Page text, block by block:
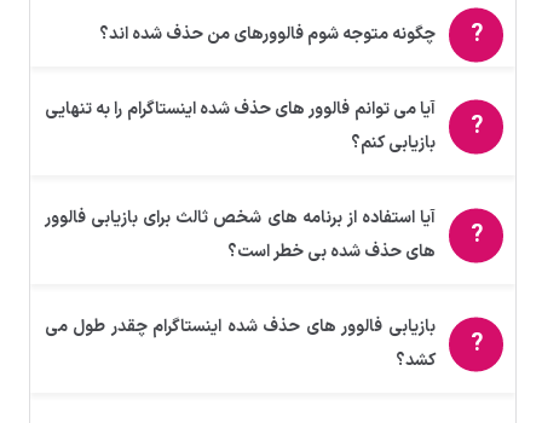
چگونه متوجه شوم فالوورهای من حذف شده اند؟
آیا می توانم فالوور های حذف شده اینستاگرام را به تنهایی
بازیابی کنم؟
آیا استفاده از برنامه های شخص ثالث برای بازیابی فالوور
های حذف شده بی خطر است؟
بازیابی فالوور های حذف شده اینستاگرام چقدر طول می
کشد؟